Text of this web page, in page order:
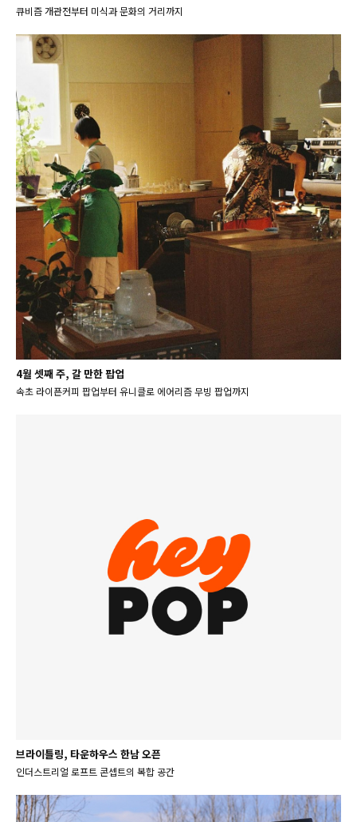
큐비즘 개관전부터 미식과 문화의 거리까지
4월 셋째 주, 갈 만한 팝업
속초 라이픈커피 팝업부터 유니클로 에어리즘 무빙 팝업까지
브라이틀링, 타운하우스 한남 오픈
인더스트리얼 로프트 콘셉트의 복합 공간